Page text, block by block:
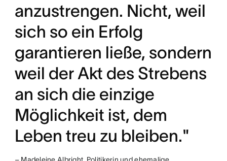
anzustrengen. Nicht, weil
sich so ein Erfolg
garantieren ließe, sondern
weil der Akt des Strebens
an sich die einzige
Möglichkeit ist, dem
Leben treu zu bleiben."